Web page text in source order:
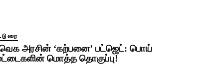
அரசின் ‘கற்பனை’ பட்ஜெட்: பொய்
மொத்த தொகுப்பு!